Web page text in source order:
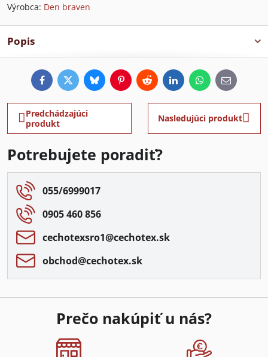
Výrobca: Den braven
Popis
FacebookTwitterBlueskyPinterestRedditLinkedInWhatsApp
E-
mail
Predchádzajúci
produkt
Nasledujúci produkt
Potrebujete poradiť?
055/6999017
0905 460 856
cechotexsro1​@cechotex​.sk
obchod​@cechotex​.sk
Prečo nakúpiť u nás?